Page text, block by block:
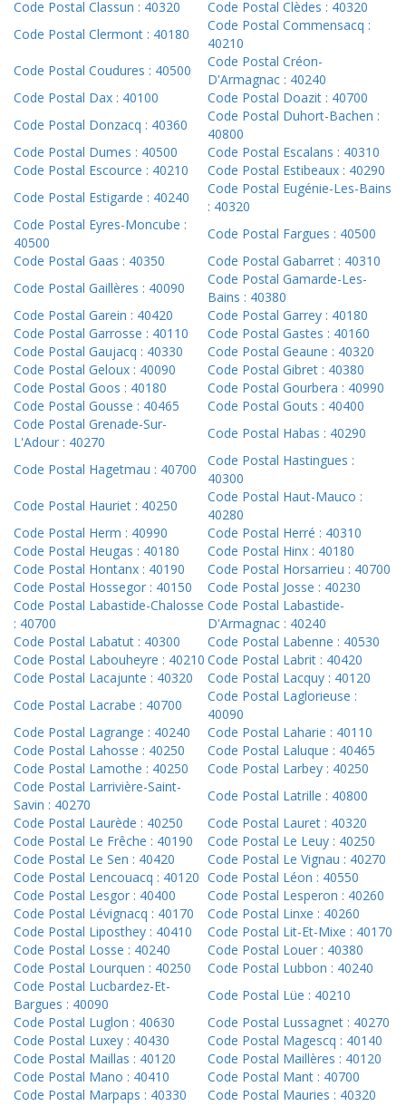
Code Postal Classun : 40320
Code Postal Clèdes : 40320
Code Postal Clermont : 40180
Code Postal Commensacq :
40210
Code Postal Coudures : 40500
Code Postal Créon-
D'Armagnac : 40240
Code Postal Dax : 40100
Code Postal Doazit : 40700
Code Postal Donzacq : 40360
Code Postal Duhort-Bachen :
40800
Code Postal Dumes : 40500
Code Postal Escalans : 40310
Code Postal Escource : 40210
Code Postal Estibeaux : 40290
Code Postal Estigarde : 40240
Code Postal Eugénie-Les-Bains
: 40320
Code Postal Eyres-Moncube :
40500
Code Postal Fargues : 40500
Code Postal Gaas : 40350
Code Postal Gabarret : 40310
Code Postal Gaillères : 40090
Code Postal Gamarde-Les-
Bains : 40380
Code Postal Garein : 40420
Code Postal Garrey : 40180
Code Postal Garrosse : 40110
Code Postal Gastes : 40160
Code Postal Gaujacq : 40330
Code Postal Geaune : 40320
Code Postal Geloux : 40090
Code Postal Gibret : 40380
Code Postal Goos : 40180
Code Postal Gourbera : 40990
Code Postal Gousse : 40465
Code Postal Gouts : 40400
Code Postal Grenade-Sur-
L'Adour : 40270
Code Postal Habas : 40290
Code Postal Hagetmau : 40700
Code Postal Hastingues :
40300
Code Postal Hauriet : 40250
Code Postal Haut-Mauco :
40280
Code Postal Herm : 40990
Code Postal Herré : 40310
Code Postal Heugas : 40180
Code Postal Hinx : 40180
Code Postal Hontanx : 40190
Code Postal Horsarrieu : 40700
Code Postal Hossegor : 40150
Code Postal Josse : 40230
Code Postal Labastide-Chalosse
: 40700
Code Postal Labastide-
D'Armagnac : 40240
Code Postal Labatut : 40300
Code Postal Labenne : 40530
Code Postal Labouheyre : 40210 Code Postal Labrit : 40420
Code Postal Lacajunte : 40320
Code Postal Lacquy : 40120
Code Postal Lacrabe : 40700
Code Postal Laglorieuse :
40090
Code Postal Lagrange : 40240
Code Postal Laharie : 40110
Code Postal Lahosse : 40250
Code Postal Laluque : 40465
Code Postal Lamothe : 40250
Code Postal Larbey : 40250
Code Postal Larrivière-Saint-
Savin : 40270
Code Postal Latrille : 40800
Code Postal Laurède : 40250
Code Postal Lauret : 40320
Code Postal Le Frêche : 40190
Code Postal Le Leuy : 40250
Code Postal Le Sen : 40420
Code Postal Le Vignau : 40270
Code Postal Lencouacq : 40120 Code Postal Léon : 40550
Code Postal Lesgor : 40400
Code Postal Lesperon : 40260
Code Postal Lévignacq : 40170
Code Postal Linxe : 40260
Code Postal Liposthey : 40410
Code Postal Lit-Et-Mixe : 40170
Code Postal Losse : 40240
Code Postal Louer : 40380
Code Postal Lourquen : 40250
Code Postal Lubbon : 40240
Code Postal Lucbardez-Et-
Bargues : 40090
Code Postal Lüe : 40210
Code Postal Luglon : 40630
Code Postal Lussagnet : 40270
Code Postal Luxey : 40430
Code Postal Magescq : 40140
Code Postal Maillas : 40120
Code Postal Maillères : 40120
Code Postal Mano : 40410
Code Postal Mant : 40700
Code Postal Marpaps : 40330
Code Postal Mauries : 40320